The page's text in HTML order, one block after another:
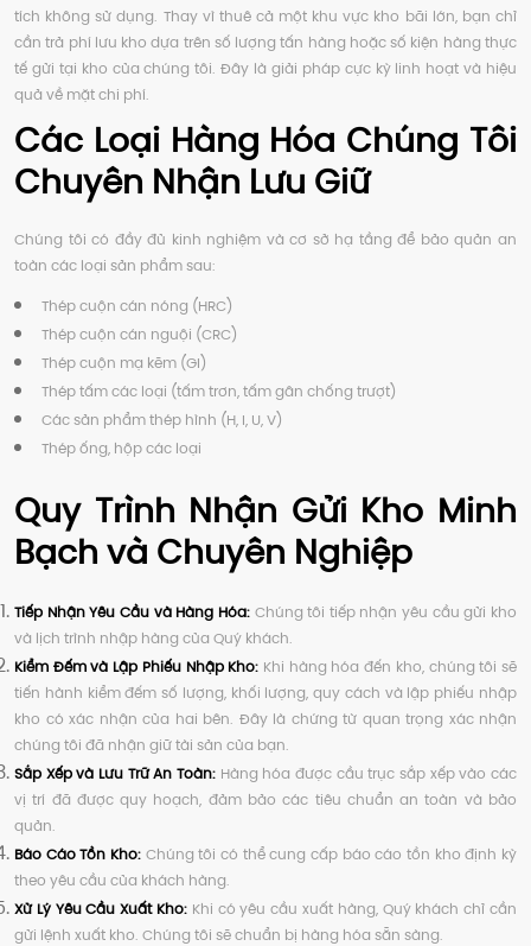
tích không sử dụng. Thay vì thuê cả một khu vực kho bãi lớn, bạn chỉ
cần trả phí lưu kho dựa trên số lượng tấn hàng hoặc số kiện hàng thực
tế gửi tại kho của chúng tôi. Đây là giải pháp cực kỳ linh hoạt và hiệu
quả về mặt chi phí.
Các Loại Hàng Hóa Chúng Tôi
Chuyên Nhận Lưu Giữ
Chúng tôi có đầy đủ kinh nghiệm và cơ sở hạ tầng để bảo quản an
toàn các loại sản phẩm sau:
Thép cuộn cán nóng (HRC)
Thép cuộn cán nguội (CRC)
Thép cuộn mạ kẽm (GI)
Thép tấm các loại (tấm trơn, tấm gân chống trượt)
Các sản phẩm thép hình (H, I, U, V)
Thép ống, hộp các loại
Quy Trình Nhận Gửi Kho Minh
Bạch và Chuyên Nghiệp
Tiếp Nhận Yêu Cầu và Hàng Hóa:Chúng tôi tiếp nhận yêu cầu gửi kho
và lịch trình nhập hàng của Quý khách.
Kiểm Đếm và Lập Phiếu Nhập Kho: Khi hàng hóa đến kho, chúng tôi sẽ
tiến hành kiểm đếm số lượng, khối lượng, quy cách và lập phiếu nhập
kho có xác nhận của hai bên. Đây là chứng từ quan trọng xác nhận
chúng tôi đã nhận giữ tài sản của bạn.
Sắp Xếp và Lưu Trữ An Toàn: Hàng hóa được cầu trục sắp xếp vào các
vị trí đã được quy hoạch, đảm bảo các tiêu chuẩn an toàn và bảo
quản.
Báo Cáo Tồn Kho: Chúng tôi có thể cung cấp báo cáo tồn kho định kỳ
theo yêu cầu của khách hàng.
Xử Lý Yêu Cầu Xuất Kho: Khi có yêu cầu xuất hàng, Quý khách chỉ cần
gửi lệnh xuất kho. Chúng tôi sẽ chuẩn bị hàng hóa sẵn sàng.